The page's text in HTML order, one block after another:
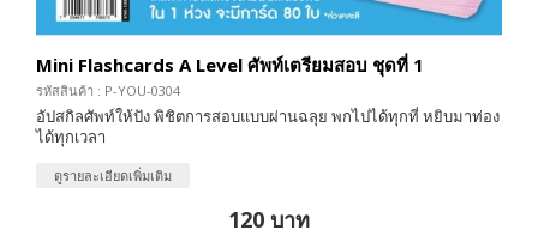
Mini Flashcards A Level ศัพท์เตรียมสอบ ชุดที่ 1
รหัสสินค้า : P-YOU-0304
อัปสกิลศัพท์ให้ปัง พิชิตการสอบแบบผ่านฉลุย พกไปได้ทุกที่ หยิบมาท่อง
ได้ทุกเวลา
ดูรายละเอียดเพิ่มเติม
120 บาท